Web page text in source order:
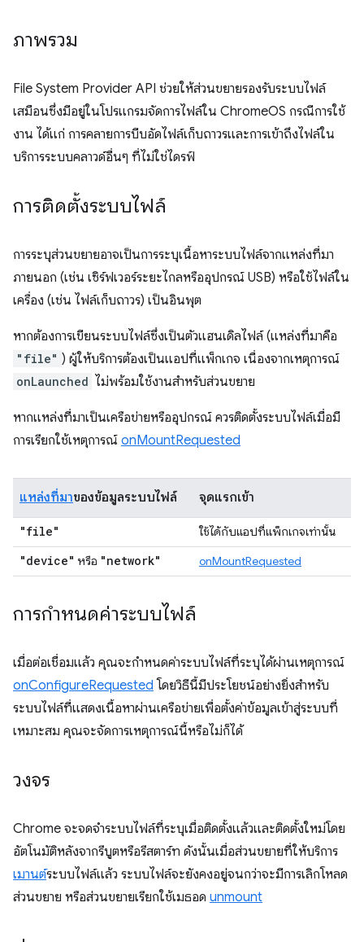
ภาพรวม
File System Provider API ช่วยให้ส่วนขยายรองรับระบบไฟล์
เสมือนซึ่งมีอยู่ในโปรแกรมจัดการไฟล์ใน ChromeOS กรณีการใช้
งาน ได้แก่ การคลายการบีบอัดไฟล์เก็บถาวรและการเข้าถึงไฟล์ใน
บริการระบบคลาวด์อื่นๆ ที่ไม่ใช่ไดรฟ์
การติดตั้งระบบไฟล์
การระบุส่วนขยายอาจเป็นการระบุเนื้อหาระบบไฟล์จากแหล่งที่มา
ภายนอก (เช่น เซิร์ฟเวอร์ระยะไกลหรืออุปกรณ์ USB) หรือใช้ไฟล์ใน
เครื่อง (เช่น ไฟล์เก็บถาวร) เป็นอินพุต
หากต้องการเขียนระบบไฟล์ซึ่งเป็นตัวแฮนเดิลไฟล์ (แหล่งที่มาคือ
"file" ) ผู้ให้บริการต้องเป็นแอปที่แพ็กเกจ เนื่องจากเหตุการณ์
onLaunched ไม่พร้อมใช้งานสำหรับส่วนขยาย
หากแหล่งที่มาเป็นเครือข่ายหรืออุปกรณ์ ควรติดตั้งระบบไฟล์เมื่อมี
การเรียกใช้เหตุการณ์ onMountRequested
แหล่งที่มาของข้อมูลระบบไฟล์ จุดแรกเข้า
"file" ใช้ได้กับแอปที่แพ็กเกจเท่านั้น
"device" หรือ "network" onMountRequested
การกำหนดค่าระบบไฟล์
เมื่อต่อเชื่อมแล้ว คุณจะกำหนดค่าระบบไฟล์ที่ระบุได้ผ่านเหตุการณ์
onConfigureRequested โดยวิธีนี้มีประโยชน์อย่างยิ่งสำหรับ
ระบบไฟล์ที่แสดงเนื้อหาผ่านเครือข่ายเพื่อตั้งค่าข้อมูลเข้าสู่ระบบที่
เหมาะสม คุณจะจัดการเหตุการณ์นี้หรือไม่ก็ได้
วงจร
Chrome จะจดจำระบบไฟล์ที่ระบุเมื่อติดตั้งแล้วและติดตั้งใหม่โดย
อัตโนมัติหลังจากรีบูตหรือรีสตาร์ท ดังนั้นเมื่อส่วนขยายที่ให้บริการ
เมานต์ระบบไฟล์แล้ว ระบบไฟล์จะยังคงอยู่จนกว่าจะมีการเลิกโหลด
ส่วนขยาย หรือส่วนขยายเรียกใช้เมธอด unmount